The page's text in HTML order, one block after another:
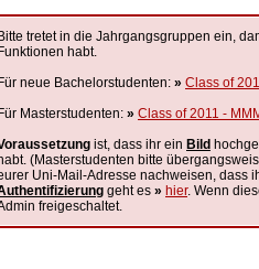
Bitte tretet in die Jahrgangsgruppen ein,
Funktionen habt.
Für neue Bachelorstudenten: » Class of
Für Masterstudenten: » Class of 2011 -
ist, dass ihr ein Bild
habt. (Masterstudenten bitte
Uni-Mail-Adresse nachweisen, dass
geht es » hier. Wenn
freigeschaltet.